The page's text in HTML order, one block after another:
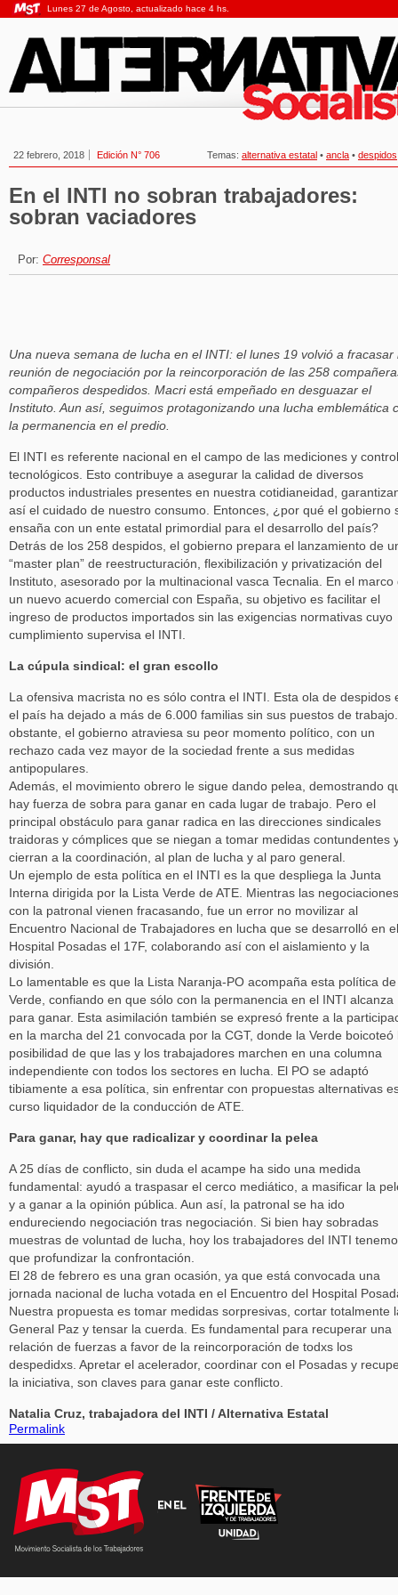
Lunes 27 de Agosto, actualizado hace 4 hs.
22 febrero, 2018 Edición N° 706 Temas: alternativa estatal • ancla • despidos
En el INTI no sobran trabajadores:
sobran vaciadores
Por: Corresponsal
Una nueva semana de lucha en el INTI: el lunes 19 volvió a fracasar
reunión de negociación por la reincorporación de las 258
compañeros despedidos. Macri está empeñado en desguazar el
Instituto. Aun así, seguimos protagonizando una lucha emblemática
la permanencia en el predio.
El INTI es referente nacional en el campo de las mediciones y
tecnológicos. Esto contribuye a asegurar la calidad de diversos
productos industriales presentes en nuestra cotidianeidad,
así el cuidado de nuestro consumo. Entonces, ¿por qué el gobierno
ensaña con un ente estatal primordial para el desarrollo del país?
Detrás de los 258 despidos, el gobierno prepara el lanzamiento de
“master plan” de reestructuración, flexibilización y privatización del
Instituto, asesorado por la multinacional vasca Tecnalia. En el marco
un nuevo acuerdo comercial con España, su objetivo es facilitar el
ingreso de productos importados sin las exigencias normativas cuyo
cumplimiento supervisa el INTI.
La cúpula sindical: el gran escollo
La ofensiva macrista no es sólo contra el INTI. Esta ola de despidos
el país ha dejado a más de 6.000 familias sin sus puestos de
obstante, el gobierno atraviesa su peor momento político, con un
rechazo cada vez mayor de la sociedad frente a sus medidas
antipopulares.
Además, el movimiento obrero le sigue dando pelea, demostrando
hay fuerza de sobra para ganar en cada lugar de trabajo. Pero el
principal obstáculo para ganar radica en las direcciones sindicales
traidoras y cómplices que se niegan a tomar medidas contundentes
cierran a la coordinación, al plan de lucha y al paro general.
Un ejemplo de esta política en el INTI es la que despliega la Junta
Interna dirigida por la Lista Verde de ATE. Mientras las negociaciones
con la patronal vienen fracasando, fue un error no movilizar al
Encuentro Nacional de Trabajadores en lucha que se desarrolló en el
Hospital Posadas el 17F, colaborando así con el aislamiento y la
división.
Lo lamentable es que la Lista Naranja-PO acompaña esta política
Verde, confiando en que sólo con la permanencia en el INTI alcanza
para ganar. Esta asimilación también se expresó frente a la
en la marcha del 21 convocada por la CGT, donde la Verde boicoteó
posibilidad de que las y los trabajadores marchen en una columna
independiente con todos los sectores en lucha. El PO se adaptó
tibiamente a esa política, sin enfrentar con propuestas alternativas
curso liquidador de la conducción de ATE.
Para ganar, hay que radicalizar y coordinar la pelea
A 25 días de conflicto, sin duda el acampe ha sido una medida
fundamental: ayudó a traspasar el cerco mediático, a masificar la
y a ganar a la opinión pública. Aun así, la patronal se ha ido
endureciendo negociación tras negociación. Si bien hay sobradas
muestras de voluntad de lucha, hoy los trabajadores del INTI
que profundizar la confrontación.
El 28 de febrero es una gran ocasión, ya que está convocada una
jornada nacional de lucha votada en el Encuentro del Hospital
Nuestra propuesta es tomar medidas sorpresivas, cortar totalmente
General Paz y tensar la cuerda. Es fundamental para recuperar una
relación de fuerzas a favor de la reincorporación de todxs los
despedidxs. Apretar el acelerador, coordinar con el Posadas y
la iniciativa, son claves para ganar este conflicto.
Natalia Cruz, trabajadora del INTI / Alternativa Estatal
Permalink